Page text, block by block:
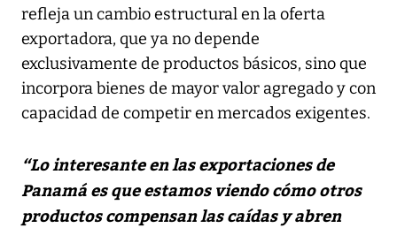
refleja un cambio estructural en la oferta
exportadora, que ya no depende
exclusivamente de productos básicos, sino que
incorpora bienes de mayor valor agregado y con
capacidad de competir en mercados exigentes.
“Lo interesante en las exportaciones de
Panamá es que estamos viendo cómo otros
productos compensan las caídas y abren